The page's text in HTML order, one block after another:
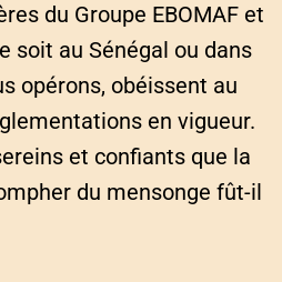
du Groupe EBOMAF et
soit au Sénégal ou dans
opérons, obéissent au
en vigueur.
et confiants que la
du mensonge fût-il